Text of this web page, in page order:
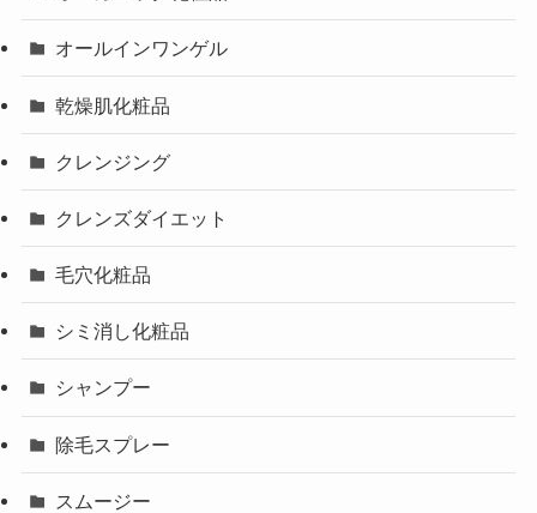
オールインワンゲル
乾燥肌化粧品
クレンジング
クレンズダイエット
毛穴化粧品
シミ消し化粧品
シャンプー
除毛スプレー
スムージー